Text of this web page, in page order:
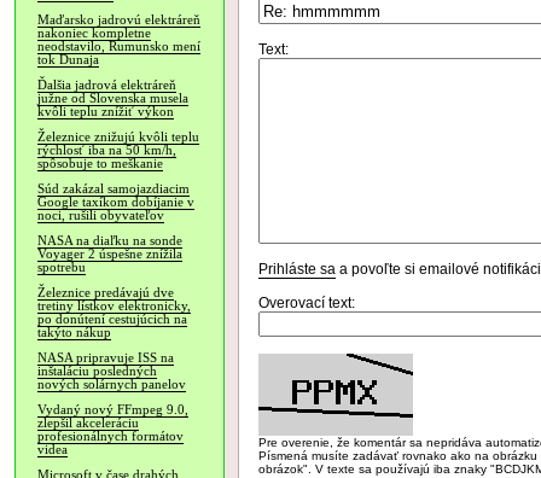
Maďarsko jadrovú elektráreň
nakoniec kompletne
neodstavilo, Rumunsko mení
tok Dunaja
Ďalšia jadrová elektráreň
južne od Slovenska musela
kvôli teplu znížiť výkon
Železnice znižujú kvôli teplu
rýchlosť iba na 50 km/h,
spôsobuje to meškanie
Súd zakázal samojazdiacim
Google taxíkom dobíjanie v
noci, rušili obyvateľov
NASA na diaľku na sonde
Voyager 2 úspešne znížila
spotrebu
Železnice predávajú dve
tretiny lístkov elektronicky,
po donútení cestujúcich na
takýto nákup
NASA pripravuje ISS na
inštaláciu posledných
nových solárnych panelov
Vydaný nový FFmpeg 9.0,
zlepšil akceleráciu
profesionálnych formátov
videa
Microsoft v čase drahých
Text:
Prihláste sa a povoľte si emailové
Overovací text:
Pre overenie, že komentár sa nepridáva
Písmená musíte zadávať rovnako ako na
obrázok". V texte sa používajú iba znaky